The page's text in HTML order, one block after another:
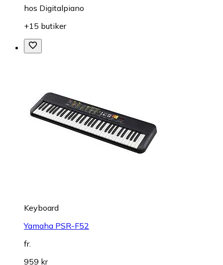
hos Digitalpiano
+15 butiker
Keyboard
Yamaha PSR-F52
fr.
959 kr